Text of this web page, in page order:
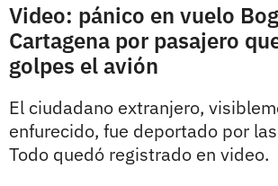
Video: pánico en vuelo
Cartagena por pasajero
golpes el avión
El ciudadano extranjero,
enfurecido, fue deportado por
Todo quedó registrado en video.